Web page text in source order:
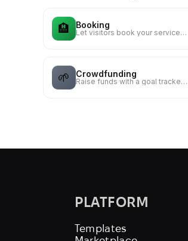
🏨 Booking
Let visitors book your services, rooms or rentals
🌱 Crowdfunding
Raise funds with a goal tracker, supporters list, and creator updates
PLATFORM
Templates